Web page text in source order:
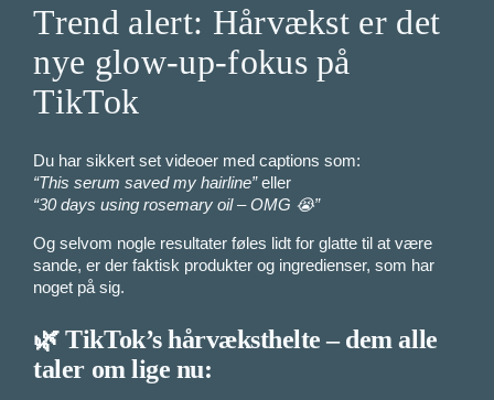
Trend alert: Hårvækst er det
nye glow-up-fokus på
TikTok
Du har sikkert set videoer med captions som:
“This serum saved my hairline”eller
“30 days using rosemary oil – OMG 😭”
Og selvom nogle resultater føles lidt for glatte til at være
sande, er der faktisk produkter og ingredienser, som har
noget på sig.
🌿 TikTok’s hårvæksthelte – dem alle
taler om lige nu: